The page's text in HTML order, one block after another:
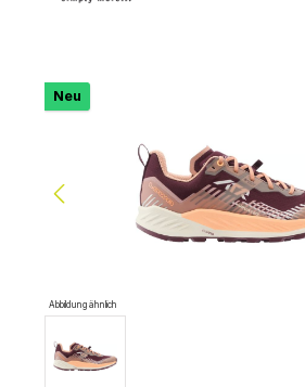
Bildergalerie überspringen
Neu
Abbildung ähnlich